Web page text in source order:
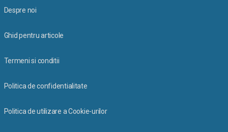
Despre noi
Ghid pentru articole
Termeni si conditii
Politica de confidentialitate
Politica de utilizare a Cookie-urilor